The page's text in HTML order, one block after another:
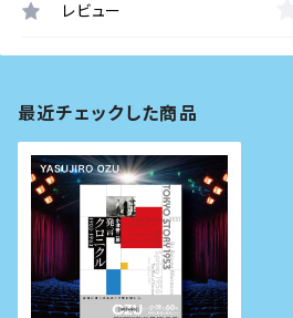
レビュー
最近チェックした商品